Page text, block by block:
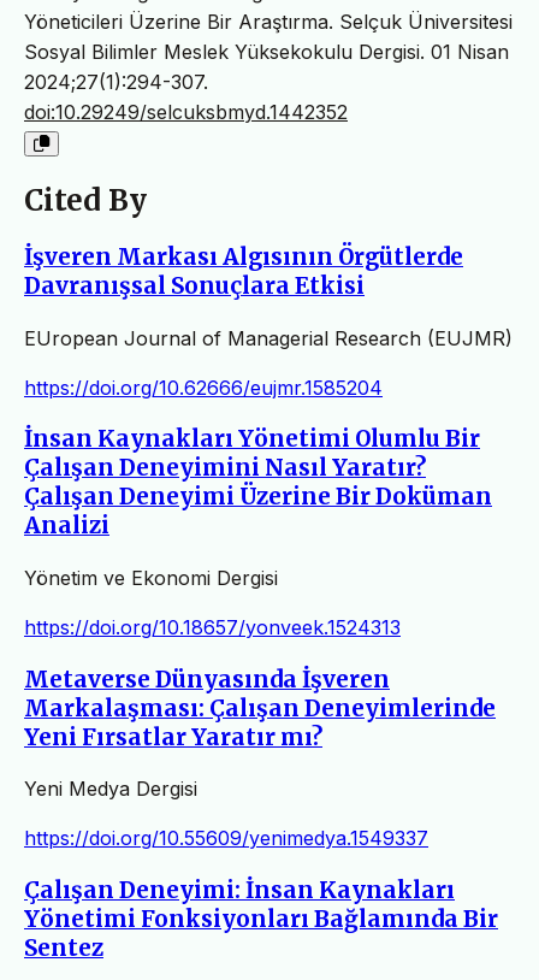
Yöneticileri Üzerine Bir Araştırma. Selçuk Üniversitesi
Sosyal Bilimler Meslek Yüksekokulu Dergisi. 01 Nisan
2024;27(1):294-307.
doi:10.29249/selcuksbmyd.1442352
Cited By
İşveren Markası Algısının Örgütlerde
Davranışsal Sonuçlara Etkisi
EUropean Journal of Managerial Research (EUJMR)
https://doi.org/10.62666/eujmr.1585204
İnsan Kaynakları Yönetimi Olumlu Bir
Çalışan Deneyimini Nasıl Yaratır?
Çalışan Deneyimi Üzerine Bir Doküman
Analizi
Yönetim ve Ekonomi Dergisi
https://doi.org/10.18657/yonveek.1524313
Metaverse Dünyasında İşveren
Markalaşması: Çalışan Deneyimlerinde
Yeni Fırsatlar Yaratır mı?
Yeni Medya Dergisi
https://doi.org/10.55609/yenimedya.1549337
Çalışan Deneyimi: İnsan Kaynakları
Yönetimi Fonksiyonları Bağlamında Bir
Sentez